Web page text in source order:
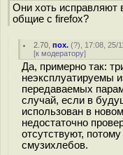
Они хоть исправляют
общие с firefox?
2.70 ,пох. (?), 17:08, 25/
[к модератору]
Да, примерно так:
неэксплуатируемы
передаваемых
случай, если в
использован в
недостаточно
отсутствуют,
смузихлебов.